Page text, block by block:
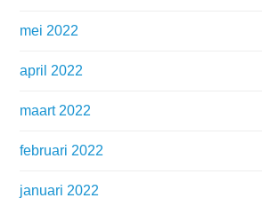
mei 2022
april 2022
maart 2022
februari 2022
januari 2022